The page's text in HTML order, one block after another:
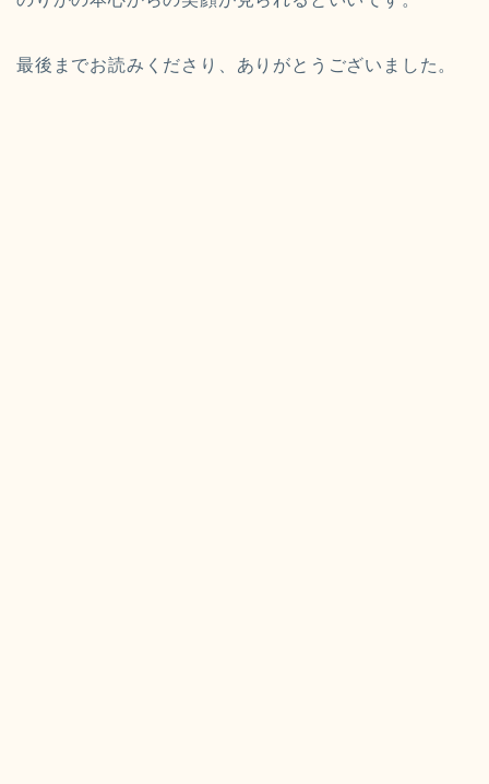
最後までお読みくださり、ありがとうございました。